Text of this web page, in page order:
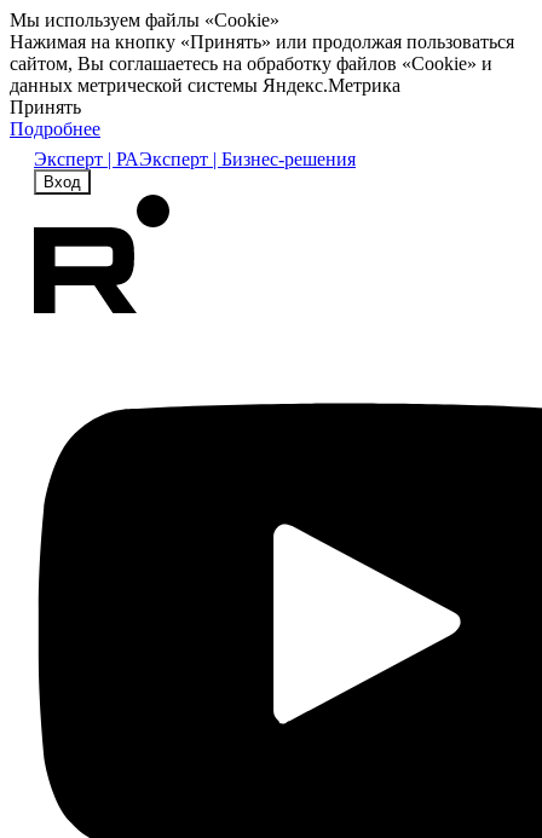
Мы используем файлы «Cookie»
Нажимая на кнопку «Принять» или продолжая пользоваться
сайтом, Вы соглашаетесь на обработку файлов «Cookie» и
данных метрической системы Яндекс.Метрика
Принять
Подробнее
Эксперт | РАЭксперт | Бизнес-решения
Вход